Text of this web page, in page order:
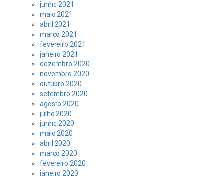
junho 2021
maio 2021
abril 2021
março 2021
fevereiro 2021
janeiro 2021
dezembro 2020
novembro 2020
outubro 2020
setembro 2020
agosto 2020
julho 2020
junho 2020
maio 2020
abril 2020
março 2020
fevereiro 2020
janeiro 2020